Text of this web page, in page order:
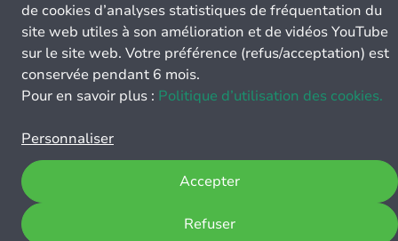
de cookies d’analyses statistiques de fréquentation du
site web utiles à son amélioration et de vidéos YouTube
sur le site web. Votre préférence (refus/acceptation) est
conservée pendant 6 mois.
Pour en savoir plus : Politique d’utilisation des cookies.
Personnaliser
Refuser
Accepter